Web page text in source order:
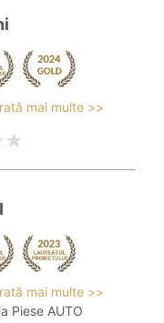
mai multe >>
mai multe >>
Piese AUTO